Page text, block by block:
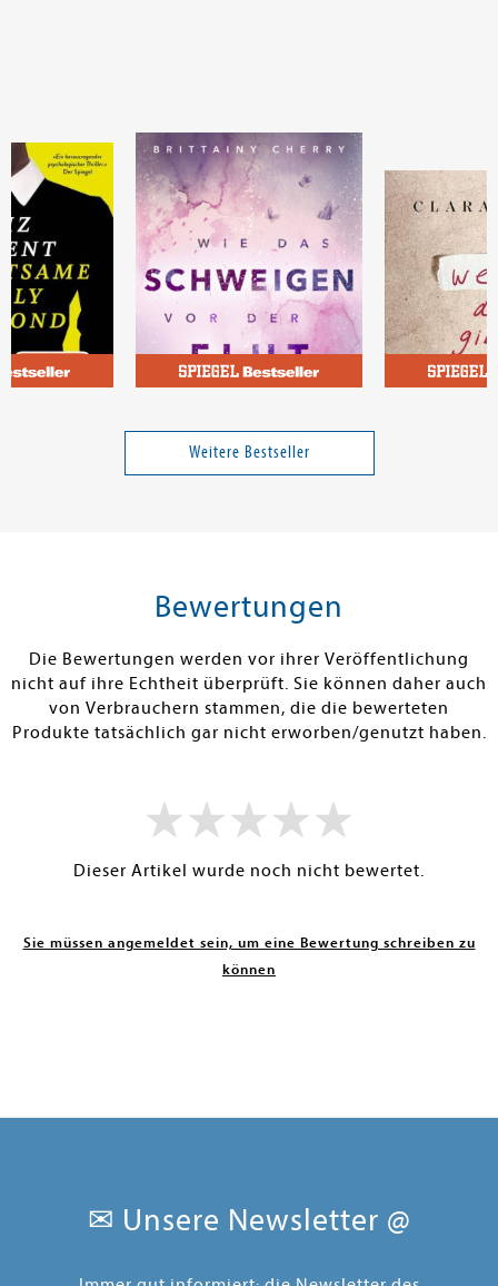
Wie das Schweigen vor der
Warenkorb
Weitere Bestseller
Bewertungen
Die Bewertungen werden vor ihrer Veröffentlichung
nicht auf ihre Echtheit überprüft. Sie können daher auch
von Verbrauchern stammen, die die bewerteten
Produkte tatsächlich gar nicht erworben/genutzt haben.
Dieser Artikel wurde noch nicht bewertet.
Sie müssen angemeldet sein, um eine Bewertung schreiben zu
können
✉ Unsere Newsletter @